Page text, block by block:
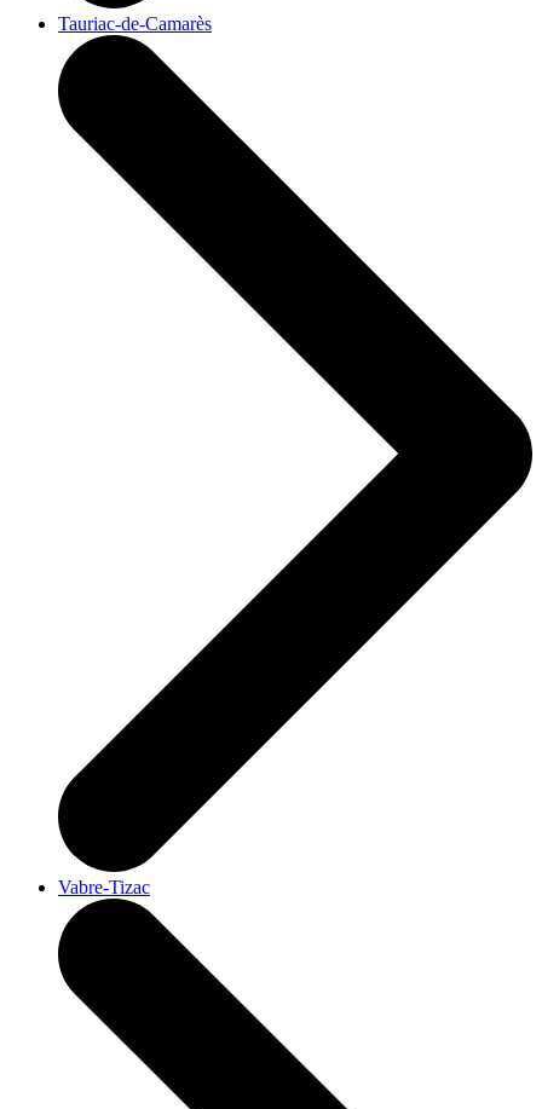
Tauriac-de-Camarès
Vabre-Tizac